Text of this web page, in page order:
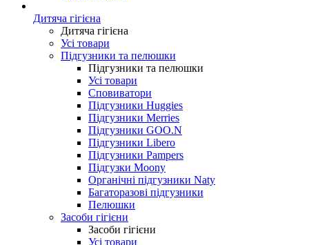
Дитяча гігієна
Дитяча гігієна
Усі товари
Підгузники та пелюшки
Підгузники та пелюшки
Усі товари
Сповиватори
Підгузники Huggies
Підгузники Merries
Підгузники GOO.N
Підгузники Libero
Підгузники Pampers
Підгузки Moony
Органічні підгузники Naty
Багаторазові підгузники
Пелюшки
Засоби гігієни
Засоби гігієни
Усі товари